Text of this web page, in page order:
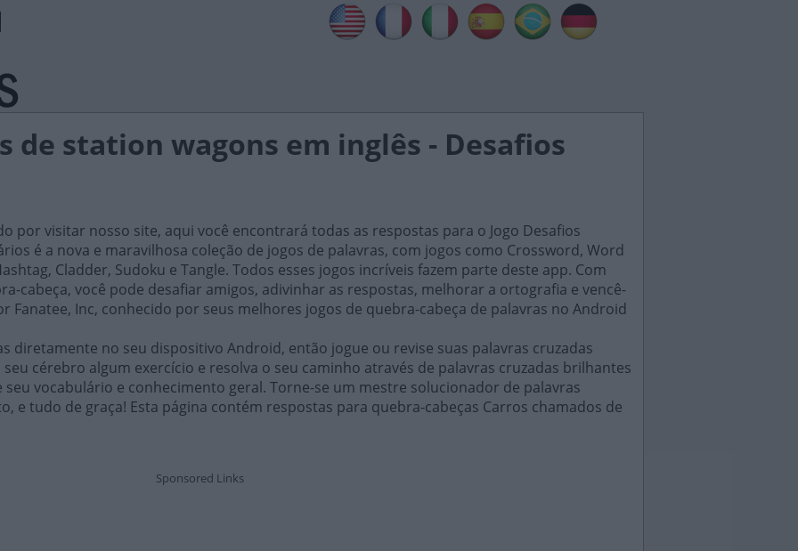
de station wagons em inglês - Desafios
por visitar nosso site, aqui você encontrará todas as respostas para o Jogo Desafios
é a nova e maravilhosa coleção de jogos de palavras, com jogos como Crossword, Word
Cladder, Sudoku e Tangle. Todos esses jogos incríveis fazem parte deste app. Com
cabeça, você pode desafiar amigos, adivinhar as respostas, melhorar a ortografia e vencê-
Fanatee, Inc, conhecido por seus melhores jogos de quebra-cabeça de palavras no Android
diretamente no seu dispositivo Android, então jogue ou revise suas palavras cruzadas
cérebro algum exercício e resolva o seu caminho através de palavras cruzadas brilhantes
vocabulário e conhecimento geral. Torne-se um mestre solucionador de palavras
e tudo de graça! Esta página contém respostas para quebra-cabeças Carros chamados de